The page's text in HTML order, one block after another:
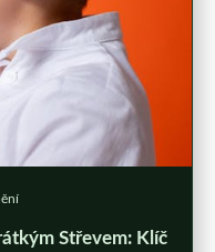
Střevem: Klíč